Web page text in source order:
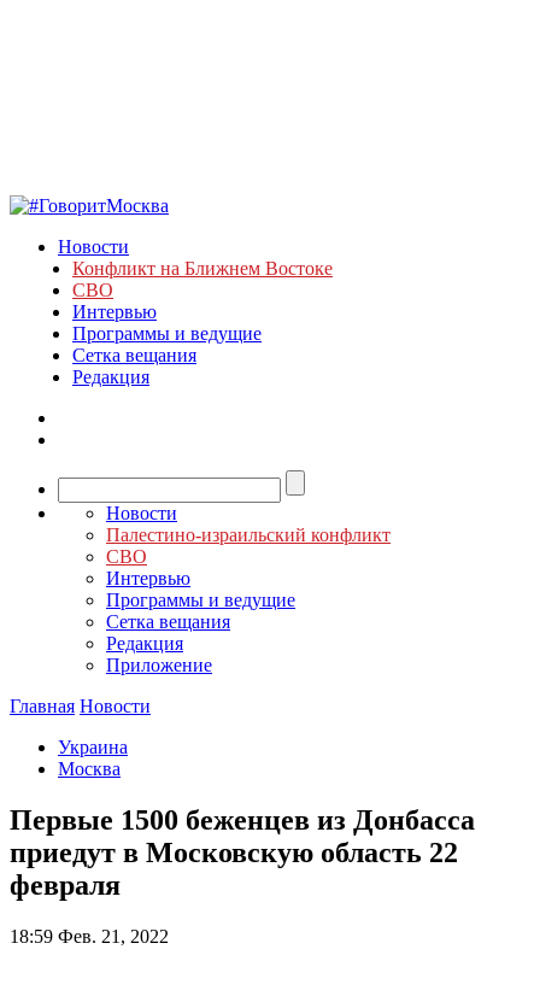
Новости
Конфликт на Ближнем Востоке
СВО
Интервью
Программы и ведущие
Сетка вещания
Редакция
Новости
Палестино-израильский конфликт
СВО
Интервью
Программы и ведущие
Сетка вещания
Редакция
Приложение
Главная Новости
Украина
Москва
Первые 1500 беженцев из Донбасса
приедут в Московскую область 22
февраля
18:59 Фев. 21, 2022